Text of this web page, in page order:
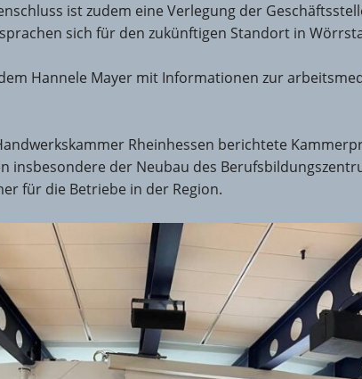
ist zudem eine Verlegung der
sich für den zukünftigen Standort in
Hannele Mayer mit Informationen zur
Rheinhessen berichtete
insbesondere der Neubau des
für die Betriebe in der Region.